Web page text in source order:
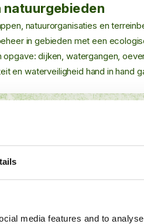
media features and to
natuurgebieden
natuurorganisaties en
in gebieden met een
dijken, watergangen,
en waterveiligheid hand in hand
Aanbrengen van gras- of